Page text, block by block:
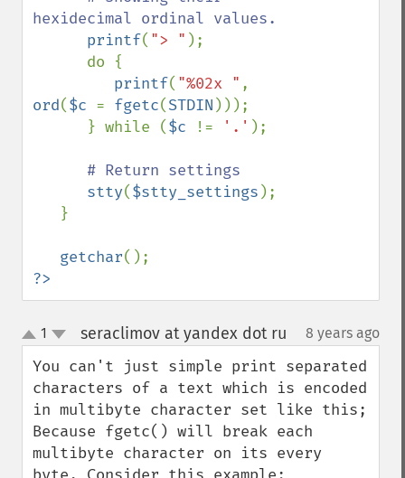
hexidecimal ordinal values.
printf( "> " );
printf( "%02x "
ord($c = fgetc(STDIN )));
      } while (
$c != '.' );
# Return settings
stty($stty_settings );
getchar
?>
up
down
1 seraclimov at yandex dot ru 8 years ago
You can't just simple print separated
characters of a text which is encoded
in multibyte character set like this;
Because fgetc() will break each
multibyte character on its every